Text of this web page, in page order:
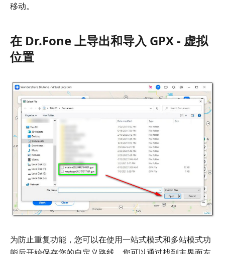
移动。
在 Dr.Fone 上导出和导入 GPX - 虚拟
位置
为防止重复功能，您可以在使用一站式模式和多站模式功